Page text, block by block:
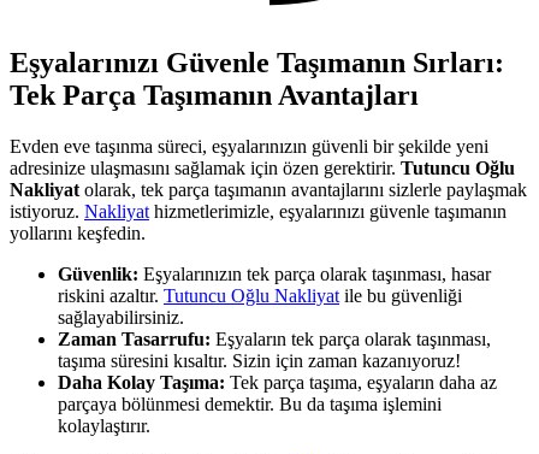
Eşyalarınızı Güvenle Taşımanın Sırları:
Tek Parça Taşımanın Avantajları
Evden eve taşınma süreci, eşyalarınızın güvenli bir şekilde yeni
adresinize ulaşmasını sağlamak için özen gerektirir. Tutuncu Oğlu
Nakliyat olarak, tek parça taşımanın avantajlarını sizlerle paylaşmak
istiyoruz. Nakliyat hizmetlerimizle, eşyalarınızı güvenle taşımanın
yollarını keşfedin.
Güvenlik: Eşyalarınızın tek parça olarak taşınması, hasar
riskini azaltır. Tutuncu Oğlu Nakliyat ile bu güvenliği
sağlayabilirsiniz.
Zaman Tasarrufu: Eşyaların tek parça olarak taşınması,
taşıma süresini kısaltır. Sizin için zaman kazanıyoruz!
Daha Kolay Taşıma: Tek parça taşıma, eşyaların daha az
parçaya bölünmesi demektir. Bu da taşıma işlemini
kolaylaştırır.